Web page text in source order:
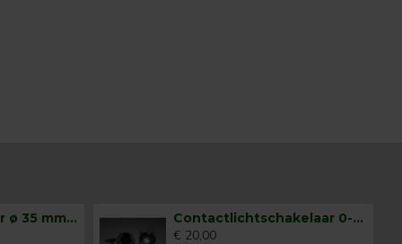
Claxonschakelaar ø 35 mm opbouw drukschakelaar Contactlichtschakelaar 0-1-2-3
€ 20,00